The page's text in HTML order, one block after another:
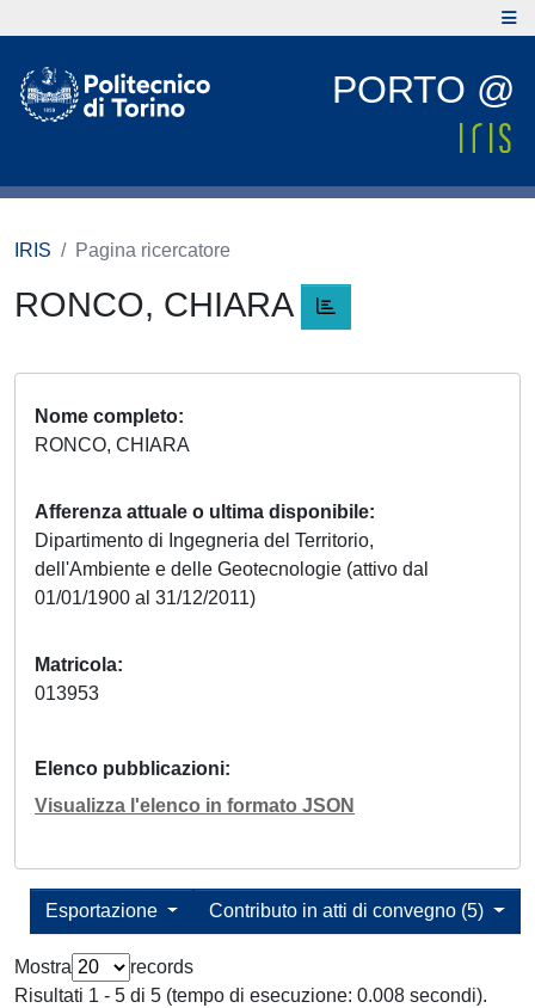
PORTO @
IRIS Pagina ricercatore
RONCO, CHIARA
Nome completo
RONCO, CHIARA
Afferenza attuale o ultima disponibile
Dipartimento di Ingegneria del Territorio,
dell'Ambiente e delle Geotecnologie (attivo dal
01/01/1900 al 31/12/2011)
Matricola
013953
Elenco pubblicazioni
Visualizza l'elenco in formato JSON
Contributo in atti di convegno (5)
Esportazione
Mostra
records
Risultati 1 - 5 di 5 (tempo di esecuzione: 0.008 secondi).